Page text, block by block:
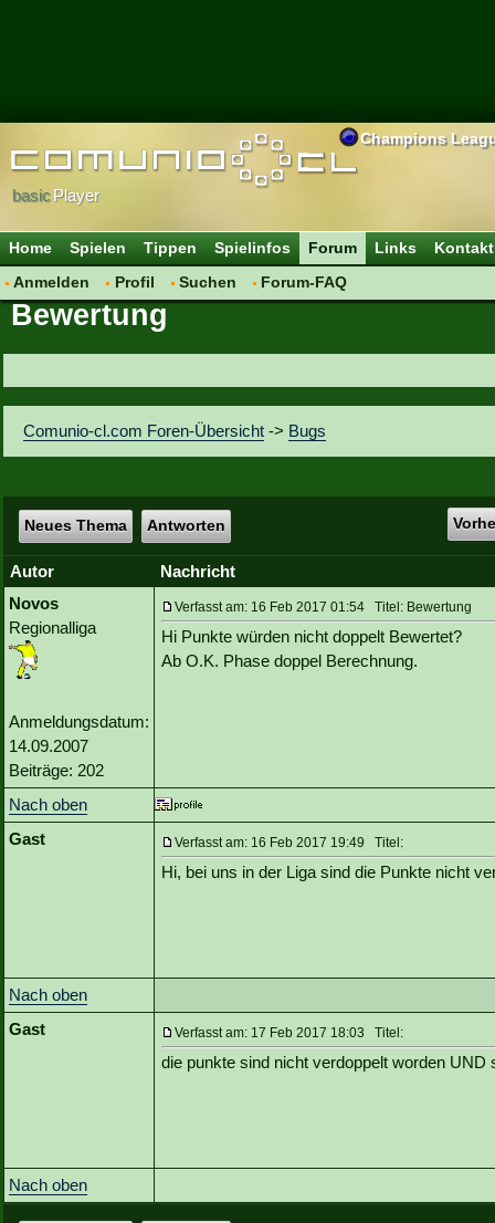
Champions
basicPlayer
Home Spielen Tippen Spielinfos
Forum
Anmelden
Profil Suchen Forum-FAQ
Links Kontakt
Bewertung
Comunio-cl.com Foren-Übersicht -> Bugs
Neues Thema Antworten
Autor
Nachricht
Novos
Regionalliga
Anmeldungsdatum:
14.09.2007
Beiträge: 202
Verfasst am: 16 Feb 2017 01:54 Titel: Bewertung
Hi Punkte würden nicht doppelt Bewertet?
Ab O.K. Phase doppel Berechnung.
Nach oben
Gast
Verfasst am: 16 Feb 2017 19:49 Titel:
Hi, bei uns in der Liga sind die Punkte nicht
Nach oben
Gast
Verfasst am: 17 Feb 2017 18:03 Titel:
die punkte sind nicht verdoppelt worden UND
Nach oben